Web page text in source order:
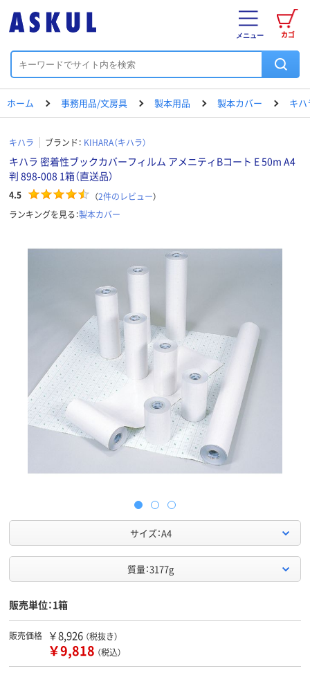
カゴ
メニュー
ホーム 事務用品/文房具 製本用品 製本カバー キ
キハラ ブランド： KIHARA（キハラ）
キハラ 密着性ブックカバーフィルム アメニティBコート E 50m A4
判 898-008 1箱（直送品）
4.5 （2件のレビュー）
ランキングを見る：製本カバー
サイズ：A4
質量：3177g
販売単位：1箱
販売価格 ￥8,926 （税抜き）
￥9,818 （税込）